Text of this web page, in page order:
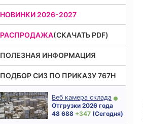
НОВИНКИ 2026-2027
РАСПРОДАЖА(СКАЧАТЬ PDF)
ПОЛЕЗНАЯ ИНФОРМАЦИЯ
ПОДБОР СИЗ ПО ПРИКАЗУ 767Н
Веб камера склада
Отгрузки 2026 года
48 688 + 347 (Сегодня)